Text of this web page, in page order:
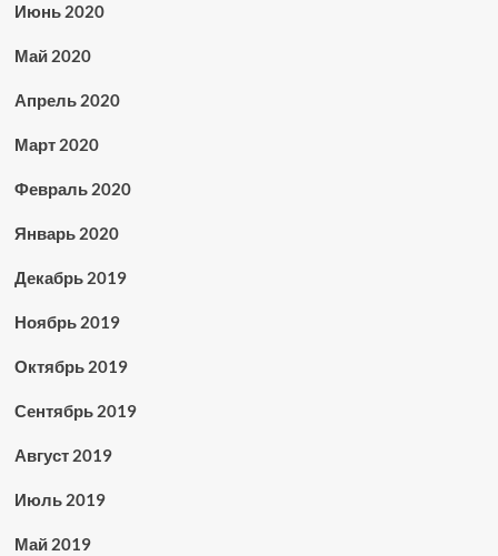
Июнь 2020
Май 2020
Апрель 2020
Март 2020
Февраль 2020
Январь 2020
Декабрь 2019
Ноябрь 2019
Октябрь 2019
Сентябрь 2019
Август 2019
Июль 2019
Май 2019